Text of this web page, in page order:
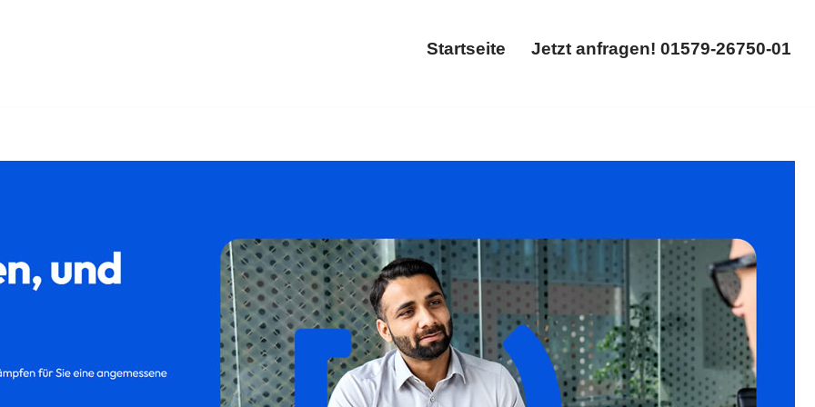
Startseite Jetzt anfragen! 01579-26750-01